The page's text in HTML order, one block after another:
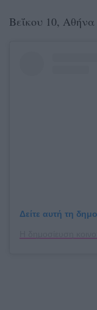
Βεΐκου 10, Αθήνα
Δείτε αυτή τη